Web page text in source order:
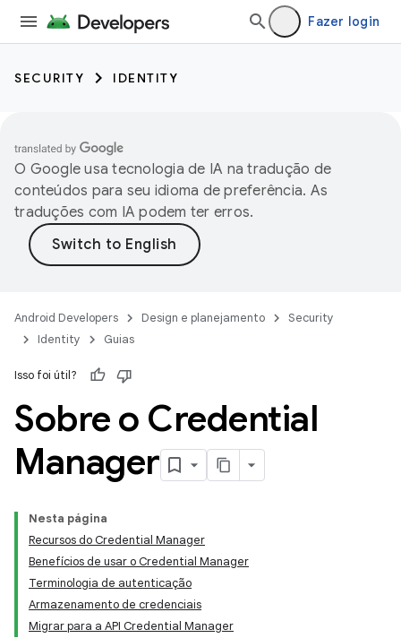
Fazer login
SECURITY IDENTITY
O Google usa tecnologia de IA na tradução de
conteúdos para seu idioma de preferência. As
traduções com IA podem ter erros.
Android Developers Design e planejamento
Security
Identity
Guias
Isso foi útil?
Sobre o Credential
Manager
Nesta página
Recursos do Credential Manager
Benefícios de usar o Credential Manager
Terminologia de autenticação
Armazenamento de credenciais
Migrar para a API Credential Manager